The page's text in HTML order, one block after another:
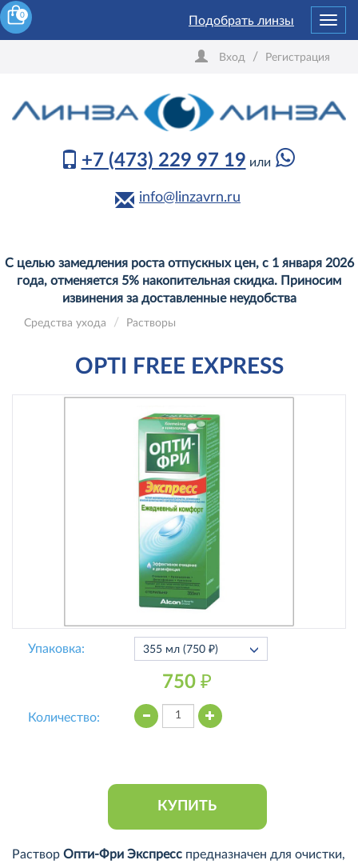
Вход / Регистрация
+7 (473) 229 97 19 или
info@linzavrn.ru
0
С целью замедления роста отпускных цен, с 1 января 2026
года, отменяется 5% накопительная скидка. Приносим
извинения за доставленные неудобства
Средства ухода Растворы
Подобрать линзы
OPTI FREE EXPRESS
Упаковка:
750 ₽
Количество:
КУПИТЬ
Раствор Опти-Фри Экспресс предназначен для очистки,